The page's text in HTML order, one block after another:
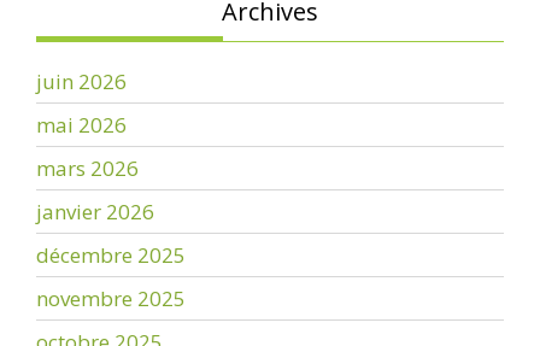
Archives
juin 2026
mai 2026
mars 2026
janvier 2026
décembre 2025
novembre 2025